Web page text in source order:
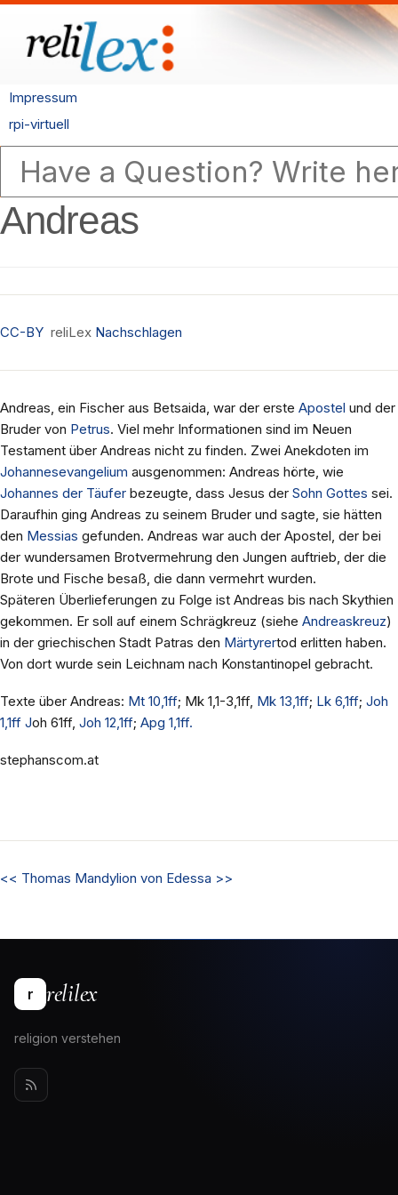
Impressum
rpi-virtuell
Andreas
CC-BY reliLex Nachschlagen
Andreas, ein Fischer aus Betsaida, war der erste Apostel und der
Bruder von Petrus. Viel mehr Informationen sind im Neuen
Testament über Andreas nicht zu finden. Zwei Anekdoten im
Johannesevangelium ausgenommen: Andreas hörte, wie
Johannes der Täufer bezeugte, dass Jesus der Sohn Gottes sei.
Daraufhin ging Andreas zu seinem Bruder und sagte, sie hätten
den Messias gefunden. Andreas war auch der Apostel, der bei
der wundersamen Brotvermehrung den Jungen auftrieb, der die
Brote und Fische besaß, die dann vermehrt wurden.
Späteren Überlieferungen zu Folge ist Andreas bis nach Skythien
gekommen. Er soll auf einem Schrägkreuz (siehe Andreaskreuz)
in der griechischen Stadt Patras den Märtyrertod erlitten haben.
Von dort wurde sein Leichnam nach Konstantinopel gebracht.
Texte über Andreas: Mt 10,1ff; Mk 1,1-3,1ff, Mk 13,1ff; Lk 6,1ff; Joh
1,1ff Joh 61ff, Joh 12,1ff; Apg 1,1ff.
stephanscom.at
<< Thomas Mandylion von Edessa >>
r relilex
religion verstehen